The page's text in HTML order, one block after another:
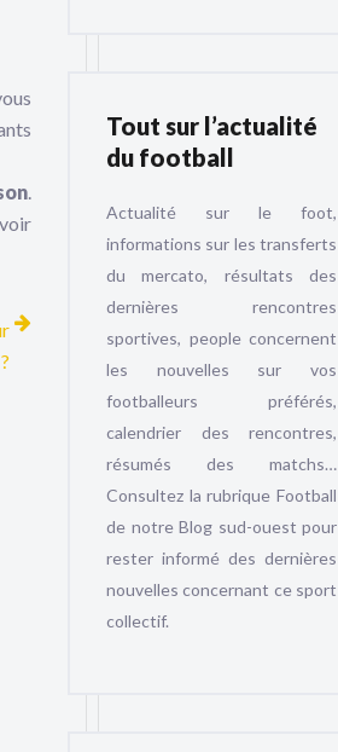
.
Tout sur l’actualité
du football
Actualité sur le foot,
informations sur les transferts
du mercato, résultats des
dernières rencontres
sportives, people concernent
les nouvelles sur vos
footballeurs préférés,
calendrier des rencontres,
résumés des matchs…
Consultez la rubrique Football
de notre Blog sud-ouest pour
rester informé des dernières
nouvelles concernant ce sport
collectif.